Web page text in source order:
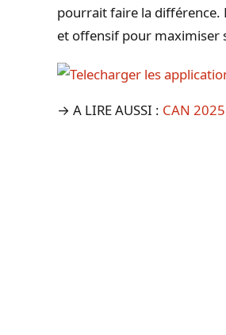
pourrait faire la différence.
et offensif pour maximiser
→ A LIRE AUSSI : CAN